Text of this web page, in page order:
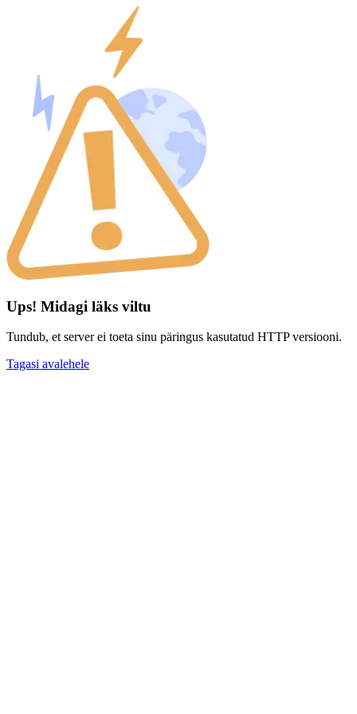
Ups! Midagi läks viltu
Tundub, et server ei toeta sinu päringus kasutatud HTTP versiooni.
Tagasi avalehele